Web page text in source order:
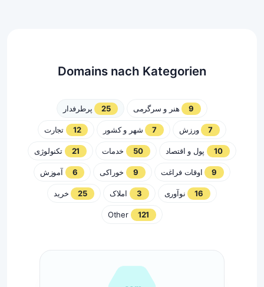
Domains nach Kategorien
پرطرفدار 25 هنر و سرگرمی 9
12 شهر و کشور 7 ورزش 7
تکنولوژی 21 50 پول و اقتصاد 10
6 9 اوقات فراغت 9
خرید 25 3 نوآوری 16
Other 121